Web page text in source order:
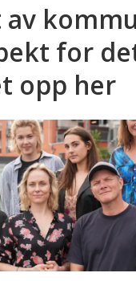
for
opp her